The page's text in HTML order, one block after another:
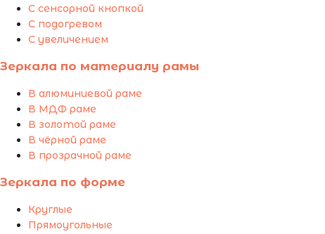
С сенсорной кнопкой
С подогревом
С увеличением
Зеркала по материалу рамы
В алюминиевой раме
В МДФ раме
В золотой раме
В чёрной раме
В прозрачной раме
Зеркала по форме
Круглые
Прямоугольные